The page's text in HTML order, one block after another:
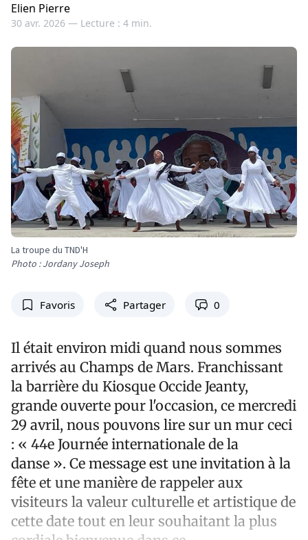
Elien Pierre
30 avr. 2026 — Lecture : 4 min.
La troupe du TND'H
Photo : Jordany Joseph
Favoris Partager 0
Il était environ midi quand nous sommes
arrivés au Champs de Mars. Franchissant
la barrière du Kiosque Occide Jeanty,
grande ouverte pour l'occasion, ce mercredi
29 avril, nous pouvons lire sur un mur ceci
: « 44e Journée internationale de la
danse ». Ce message est une invitation à la
fête et une manière de rappeler aux
visiteurs la valeur culturelle et artistique de
cette date tout en leur souhaitant la plus